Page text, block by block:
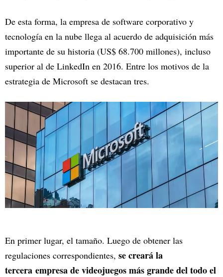
De esta forma, la empresa de software corporativo y
tecnología en la nube llega al acuerdo de adquisición más
importante de su historia (US$ 68.700 millones), incluso
superior al de LinkedIn en 2016. Entre los motivos de la
estrategia de Microsoft se destacan tres.
En primer lugar, el tamaño. Luego de obtener las
regulaciones correspondientes, se creará la
tercera empresa de videojuegos más grande del todo el